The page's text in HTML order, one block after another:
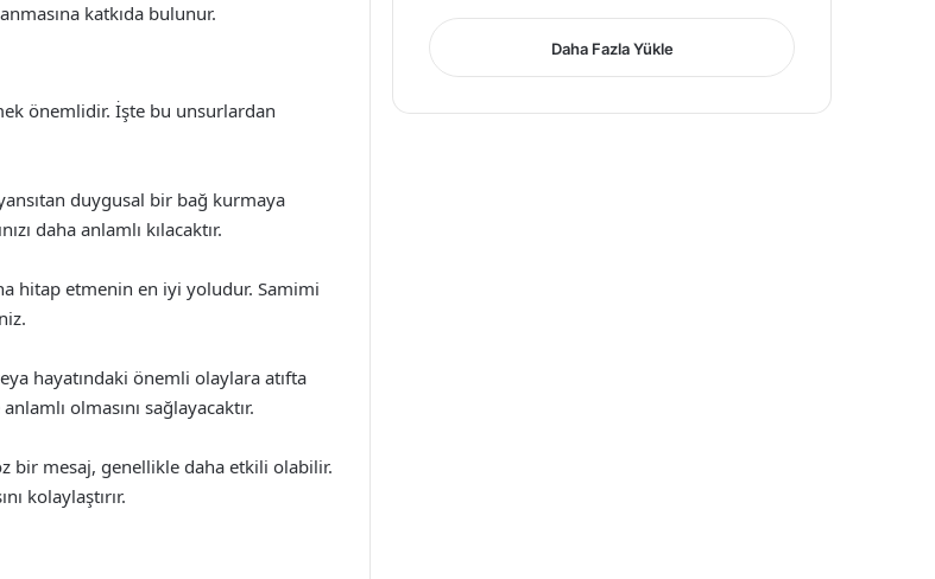
katkıda bulunur.
önemlidir. İşte bu unsurlardan
duygusal bir bağ kurmaya
daha anlamlı kılacaktır.
hitap etmenin en iyi yoludur. Samimi
hayatındaki önemli olaylara atıfta
olmasını sağlayacaktır.
bir mesaj, genellikle daha etkili olabilir.
kolaylaştırır.
Daha Fazla Yükle